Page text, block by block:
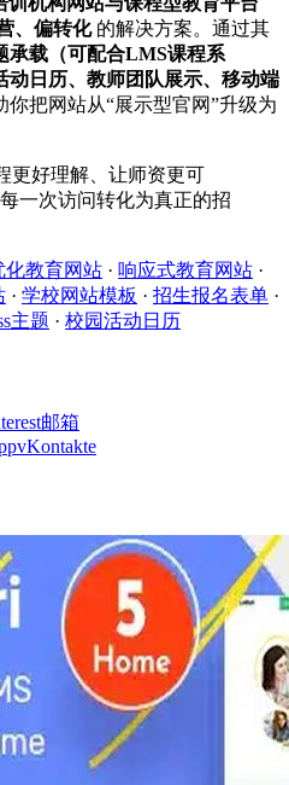
、偏转化的解决方案。通过其
承载（可配合LMS课程系
动日历、教师团队展示、移动端
你把网站从“展示型官网”升级为
更好理解、让师资更可
一次访问转化为真正的招
化教育网站 · 响应式教育网站 ·
· 学校网站模板 · 招生报名表单 ·
主题 · 校园活动日历
邮箱
vKontakte